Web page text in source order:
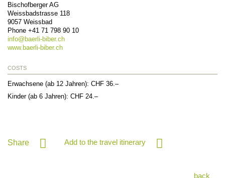
Bischofberger AG
Weissbadstrasse 118
9057 Weissbad
Phone +41 71 798 90 10
info@ baerli-biber.ch
www.baerli-biber.ch
COSTS
Erwachsene (ab 12 Jahren): CHF 36.–
Kinder (ab 6 Jahren): CHF 24.–
Share Add to the travel itinerary
back